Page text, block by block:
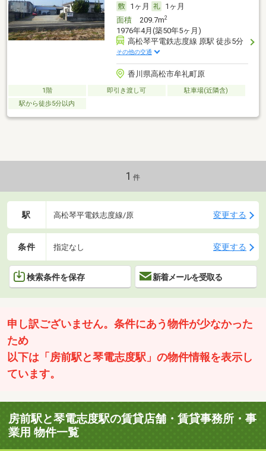
1ヶ月
1ヶ月
面積209.7m2
1976年4月(築50年5ヶ月)
高松琴平電鉄志度線 原駅 徒歩5分
その他の交通
香川県高松市牟礼町原
1階 即引き渡し可
駐車場(近隣含)
駅から徒歩5分以内
1 件
駅 高松琴平電鉄志度線/原 変更する
条件 指定なし 変更する
検索条件を保存 新着メールを受取る
申し訳ございません。条件にあう物件が少なかった
ため
以下は「房前駅と琴電志度駅」の物件情報を表示し
ています。
房前駅と琴電志度駅の賃貸店舗・賃貸事務所・事
業用 物件一覧